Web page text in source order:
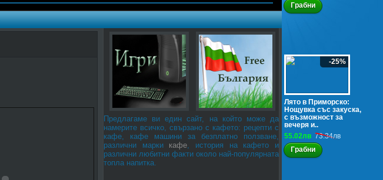
Грабни
-25%
Лято в Приморско:
Нощувка със закуска,
с възможност за
вечеря и..
55.02лв 73.34лв
Грабни
Предлагаме ви един сайт, на който може да
намерите всичко, свързано с кафето: рецепти с
кафе, кафе машини за безплатно ползване,
различни марки кафе, история на кафето и
различни любитни факти около най-популярната
топла напитка.